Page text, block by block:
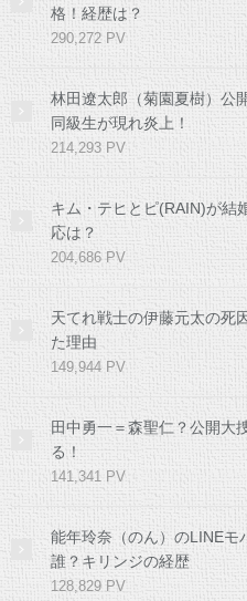
格！経歴は？
290,272 PV
林田遼太郎（菊園夏樹）公
同級生が現れ炎上！
214,293 PV
キム・テヒとピ(RAIN)が結
応は？
204,686 PV
天てれ戦士の伊藤元太の死
た理由
149,944 PV
田中勇一＝森聖仁？公開大
る！
141,341 PV
能年玲奈（のん）のLINEモ
誰？キリンジの経歴
128,829 PV